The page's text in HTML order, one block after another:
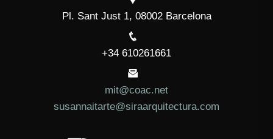
Pl. Sant Just 1, 08002 Barcelona
+34 610261661
mit@coac.net
susannaitarte@siraarquitectura.com